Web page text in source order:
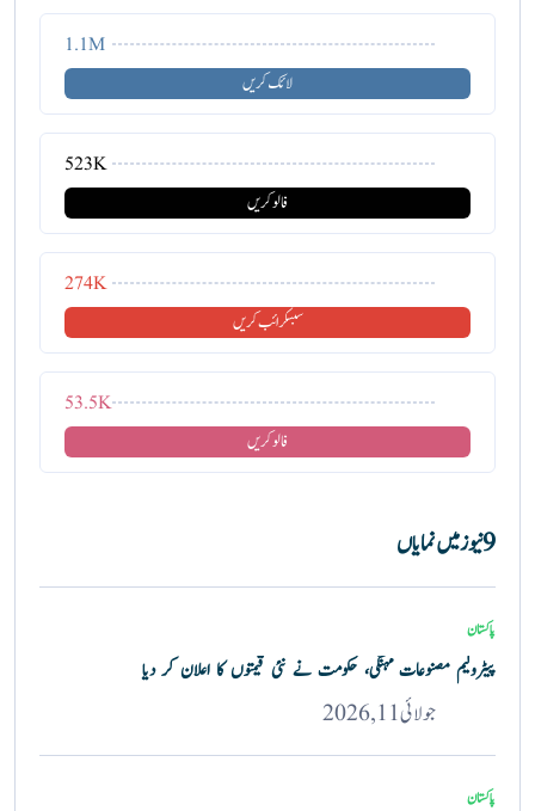
1.1M
لائک کریں
523K
فالو کریں
274K
سبسکرائب کریں
53.5K
فالو کریں
9 نیوز میں نمایاں
پاکستان
پیٹرولیم مصنوعات مہنگی، حکومت نے نئی قیمتوں کا اعلان کر دیا
جولائی 11, 2026
پاکستان